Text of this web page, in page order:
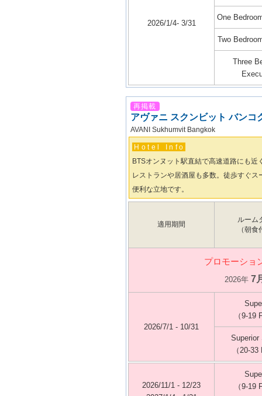
2026/1/4- 3/31
One
Two
Three
再掲載
アヴァニ スクンビット バンコ
AVANI Sukhumvit Bangkok
Hotel Info
BTSオンヌット駅直結で高速道路にも
レストランや居酒屋も多数。徒歩すぐ
便利な立地です。
適用期間
ルーム
（朝
プロモーショ
2026年 7
2026/7/1 - 10/31
（9-19
Superior
（20-
2026/11/1 - 12/23
（9-19